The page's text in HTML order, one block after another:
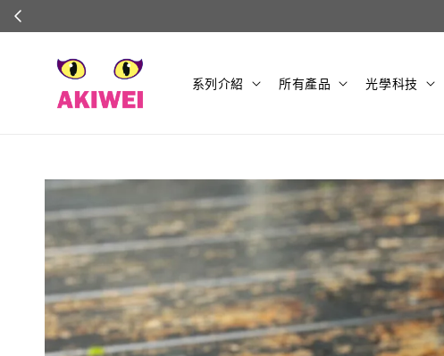
系列介紹 所有產品 光學科技